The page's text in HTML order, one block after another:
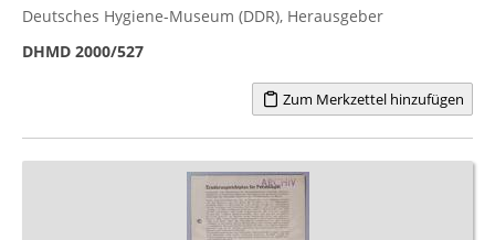
Deutsches Hygiene-Museum (DDR), Herausgeber
DHMD 2000/527
Zum Merkzettel hinzufügen